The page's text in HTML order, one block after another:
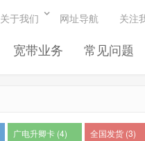
宽带业务 常见问题
关于我们 网址导航 关注
广电升卿卡 (4)
全国发货 (3)